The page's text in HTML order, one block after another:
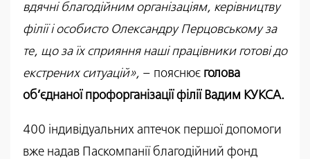
вдячні благодійним організаціям, керівництву
філії і особисто Олександру Перцовському за
те, що за їх сприяння наші працівники готові до
екстрених ситуацій», – пояснює голова
об’єднаної профорганізації філії Вадим КУКСА.
400 індивідуальних аптечок першої допомоги
вже надав Паскомпанії благодійний фонд